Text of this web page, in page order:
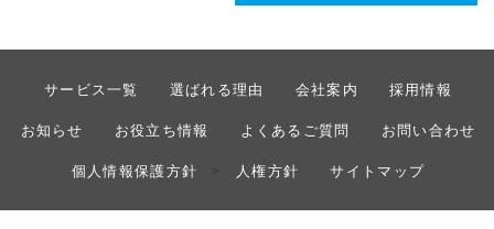
サービス一覧 選ばれる理由 会社案内 採用情報
お知らせ お役立ち情報 よくあるご質問 お問い合わせ
個人情報保護方針 > 人権方針 サイトマップ